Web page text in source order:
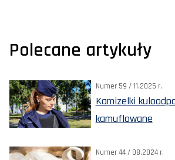
Polecane artykuły
Numer 59 / 11.2025 r.
Kamizelki
kamuflowane
Numer 44 / 08.2024 r.